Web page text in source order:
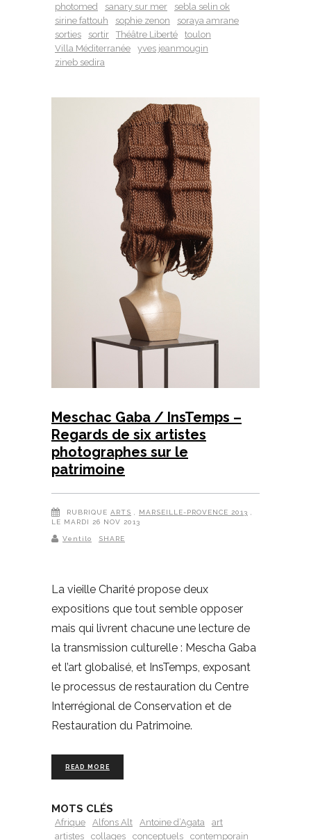
photomed
sanary sur mer
sebla selin ok
sirine fattouh
sophie zenon
soraya amrane
sorties
sortir Théâtre Liberté
toulon
Villa Méditerranée
yves jeanmougin
zineb sedira
Meschac Gaba / InsTemps –
Regards de six artistes
photographes sur le
patrimoine
RUBRIQUE ARTS MARSEILLE-PROVENCE 2013
LE MARDI 26 NOV 2013
Ventilo SHARE
La vieille Charité propose deux
expositions que tout semble opposer
mais qui livrent chacune une lecture de
la transmission culturelle : Mescha Gaba
et l’art globalisé, et InsTemps, exposant
le processus de restauration du Centre
Interrégional de Conservation et de
Restauration du Patrimoine.
READ MORE
MOTS CLÉS
Afrique Alfons Alt Antoine d’Agata
art
artistes
collages conceptuels contemporain